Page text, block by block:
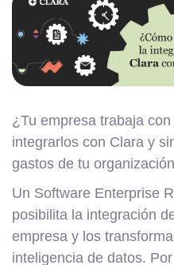
¿Tu empresa trabaja
integrarlos con Clara y
gastos de tu
Un Software Enterprise
posibilita la integración
empresa y los
inteligencia de datos.